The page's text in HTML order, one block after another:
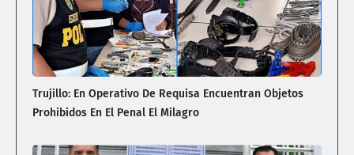
Trujillo: En Operativo De Requisa Encuentran Objetos
Prohibidos En El Penal El Milagro